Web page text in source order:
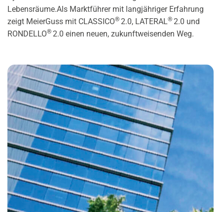
Lebensräume.Als Marktführer mit langjähriger Erfahrung
zeigt MeierGuss mit CLASSICO® 2.0, LATERAL® 2.0 und
RONDELLO® 2.0 einen neuen, zukunftweisenden Weg.